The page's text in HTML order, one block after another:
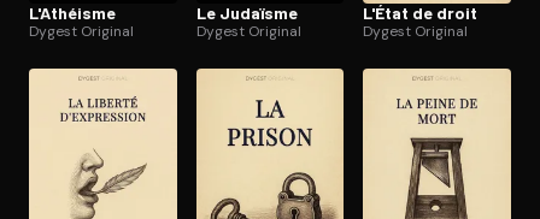
L'Athéisme
Dygest Original
Le Judaïsme
Dygest Original
L'État de droit
Dygest Original